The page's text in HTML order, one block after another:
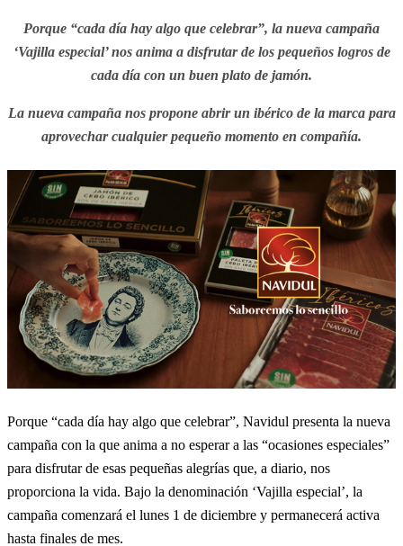
Porque “cada día hay algo que celebrar”, la nueva campaña
‘Vajilla especial’ nos anima a disfrutar de los pequeños logros de
cada día con un buen plato de jamón.
La nueva campaña nos propone abrir un ibérico de la marca para
aprovechar cualquier pequeño momento en compañía.
Porque “cada día hay algo que celebrar”, Navidul presenta la nueva
campaña con la que anima a no esperar a las “ocasiones especiales”
para disfrutar de esas pequeñas alegrías que, a diario, nos
proporciona la vida. Bajo la denominación ‘Vajilla especial’, la
campaña comenzará el lunes 1 de diciembre y permanecerá activa
hasta finales de mes.